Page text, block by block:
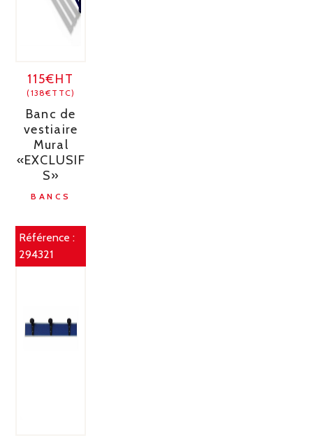
115€HT
(138€TTC)
Banc de
vestiaire
Mural
«EXCLUSIF
S»
BANCS
Référence :
294321